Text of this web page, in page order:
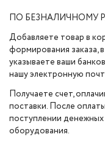
ПО БЕЗНАЛИЧНОМУ
Добавляете товар в
формирования заказа,
указываете ваши
нашу электронную
Получаете счет,
поставки. После
поступлении
оборудования.